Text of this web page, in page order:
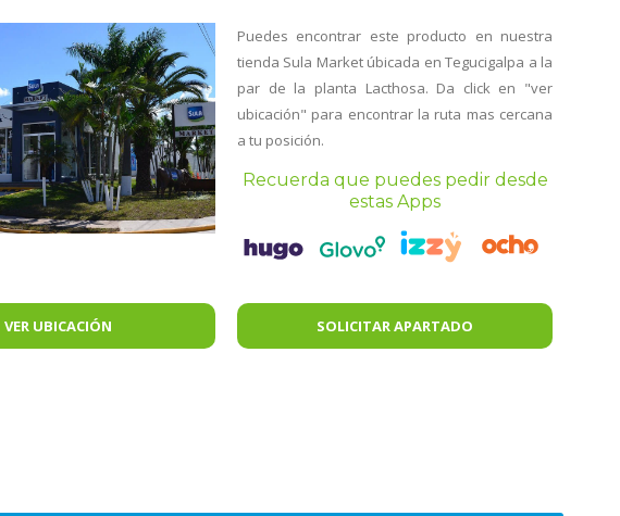
Puedes encontrar este producto en nuestra
tienda Sula Market úbicada en Tegucigalpa a la
par de la planta Lacthosa. Da click en "ver
ubicación" para encontrar la ruta mas cercana
a tu posición.
Recuerda que puedes pedir desde
estas Apps
VER UBICACIÓN SOLICITAR APARTADO